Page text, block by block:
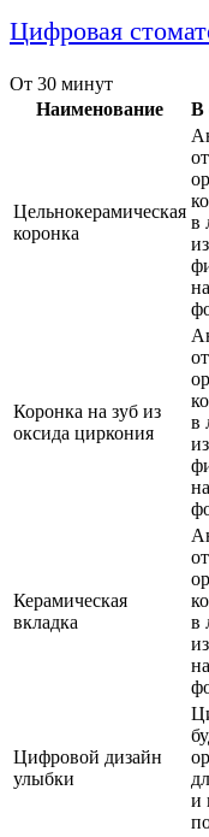
Цифровая
От 30 минут
Наименование
В
Цельнокерамическая
коронка
в
Коронка на зуб из
оксида циркония
в
Керамическая
вкладка
в
Цифровой дизайн
улыбки
и